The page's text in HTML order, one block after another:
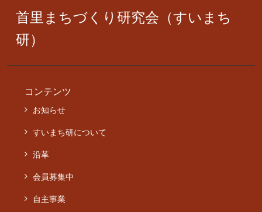
首里まちづくり研究会（すいまち
研）
コンテンツ
お知らせ
すいまち研について
沿革
会員募集中
自主事業